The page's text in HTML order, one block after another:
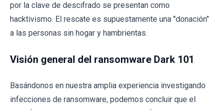
por la clave de descifrado se presentan como
hacktivismo. El rescate es supuestamente una "donación"
a las personas sin hogar y hambrientas.
Visión general del ransomware Dark 101
Basándonos en nuestra amplia experiencia investigando
infecciones de ransomware, podemos concluir que el